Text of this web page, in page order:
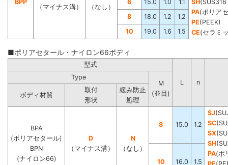
BPP
（マイナス溝）
（なし）
SH
PA(ポリア
PE(PEEK)
CE(セラミ
6
15.0 1.0
1.1
8
18.0 1.2
1.2
10
19.0 1.6 1.5
■ポリアセタール・ナイロン66ボディ
型式
L n
Type
M
(並目)
ボディ材質
取付
形状
緩み防止
処理
BPA
(ポリアセタール)
BPN
(ナイロン66)
D
（マイナス溝）
N
（なし）
8 15.0 1.2
SJ
SC
SX
SH
PA(ポ
10 16.0 1.5